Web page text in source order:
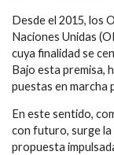
Desde el 2015, los
Naciones Unidas
cuya finalidad se
Bajo esta premisa,
puestas en marcha
En este sentido,
con futuro, surge la
propuesta